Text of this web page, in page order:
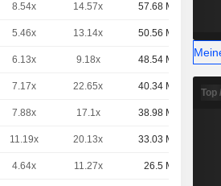
8.54x 14.57x 57.68 Mrd.
5.46x 13.14x 50.56 Mrd.
6.13x 9.18x 48.54 Mrd.
7.17x 22.65x 40.34 Mrd.
7.88x 17.1x 38.98 Mrd.
11.19x 20.13x 33.03 Mrd.
4.64x 11.27x 26.5 Mrd.
Top